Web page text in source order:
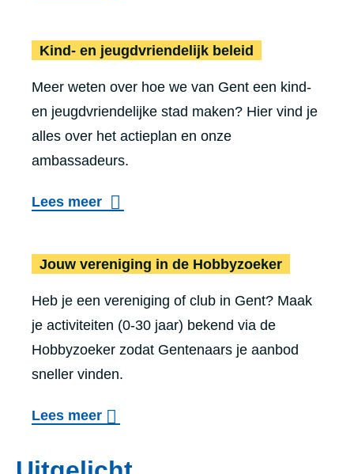
e
r
J
e
u
g
w
r
Kind- en jeugd­vrien­de­lijk beleid
Meer weten over hoe we van Gent een kind-
en jeugdvriendelijke stad maken? Hier vind je
alles over het actieplan en onze
ambassadeurs.
Lees meer
Jouw vereniging in de Hobbyzoeker
Heb je een vereniging of club in Gent? Maak
je activiteiten (0-30 jaar) bekend via de
Hobbyzoeker zodat Gentenaars je aanbod
sneller vinden.
Lees meero
e